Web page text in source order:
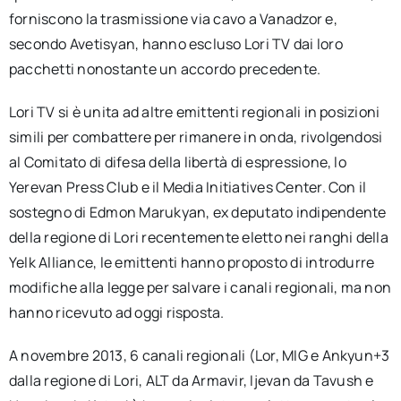
forniscono la trasmissione via cavo a Vanadzor e,
secondo Avetisyan, hanno escluso Lori TV dai loro
pacchetti nonostante un accordo precedente.
Lori TV si è unita ad altre emittenti regionali in posizioni
simili per combattere per rimanere in onda, rivolgendosi
al Comitato di difesa della libertà di espressione, lo
Yerevan Press Club e il Media Initiatives Center. Con il
sostegno di Edmon Marukyan, ex deputato indipendente
della regione di Lori recentemente eletto nei ranghi della
Yelk Alliance, le emittenti hanno proposto di introdurre
modifiche alla legge per salvare i canali regionali, ma non
hanno ricevuto ad oggi risposta.
A novembre 2013, 6 canali regionali (Lor, MIG e Ankyun+3
dalla regione di Lori, ALT da Armavir, Ijevan da Tavush e